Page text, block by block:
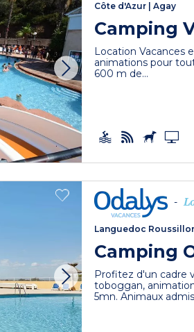
Côte d'Azur |Agay
Camping
Location Vacances
animations pour
600 m de...
-
Languedoc
Camping
Profitez d'un cadre
toboggan,
5mn. Animaux